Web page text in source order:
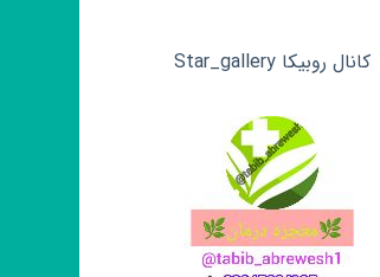
کانال روبیکا Star_gallery